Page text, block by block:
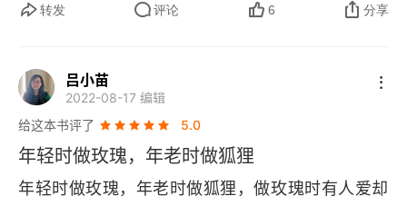
这个道理。可是你不应将它遗忘。你必须永远对自
4、如果有人钟爱着一朵独一无二的、盛开在浩瀚
星海里的花。那么，当他抬头仰望繁星时，便会心
满意足。他会告诉自己：“我心爱的花在那里，在那
颗遥远的星星上。” 可是，如果羊把花吃掉了。那
么，对他来说，所有的星光便会在刹那间暗淡无
转发 评论 6 分享
吕小苗
2022-08-17 编辑
给这本书评了
5.0
年轻时做玫瑰，年老时做狐狸
年轻时做玫瑰，年老时做狐狸，做玫瑰时有人爱却